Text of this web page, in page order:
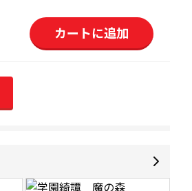
カートに追加